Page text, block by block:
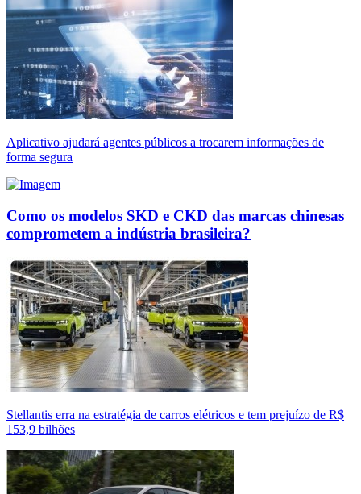
Aplicativo ajudará agentes públicos a trocarem informações de
forma segura
Como os modelos SKD e CKD das marcas chinesas
comprometem a indústria brasileira?
Stellantis erra na estratégia de carros elétricos e tem prejuízo de R$
153,9 bilhões